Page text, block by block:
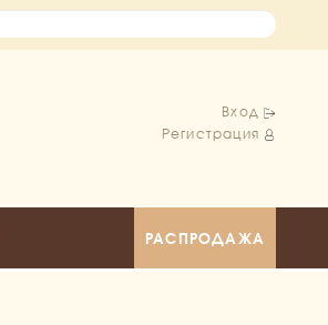
Вход
Регистрация
РАСПРОДАЖА